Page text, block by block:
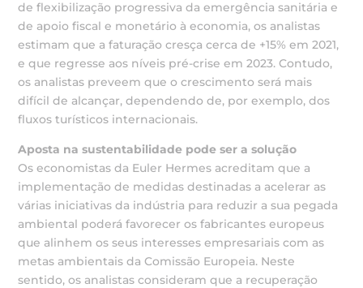
de flexibilização progressiva da emergência sanitária e
de apoio fiscal e monetário à economia, os analistas
estimam que a faturação cresça cerca de +15% em 2021,
e que regresse aos níveis pré-crise em 2023. Contudo,
os analistas preveem que o crescimento será mais
difícil de alcançar, dependendo de, por exemplo, dos
fluxos turísticos internacionais.
Aposta na sustentabilidade pode ser a solução
Os economistas da Euler Hermes acreditam que a
implementação de medidas destinadas a acelerar as
várias iniciativas da indústria para reduzir a sua pegada
ambiental poderá favorecer os fabricantes europeus
que alinhem os seus interesses empresariais com as
metas ambientais da Comissão Europeia. Neste
sentido, os analistas consideram que a recuperação